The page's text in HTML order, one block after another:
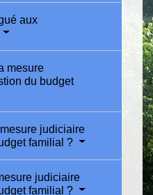
aux
mesure
du budget
judiciaire
familial ?
judiciaire
familial ?